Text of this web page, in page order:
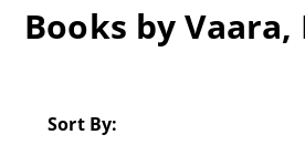
Books by Vaara,
Sort By: